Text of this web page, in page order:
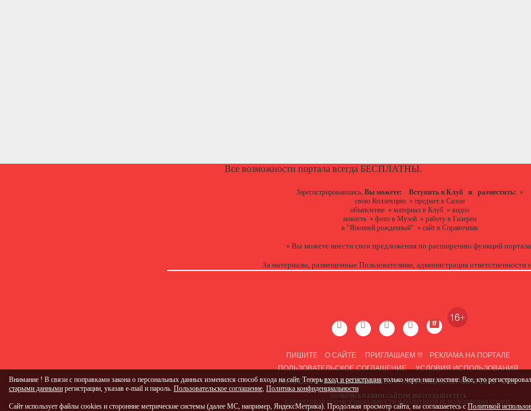
Все возможности портала всегда БЕСПЛАТНЫ.
Зарегистрировавшись, Вы можете: Вступить в Клуб и разместить: »
свою Коллекцию» предмет в Салон
объявление» материал в Клуб» видео
новость» фото в Музей» работу в Галереи
в "Японией рожденный" » сайт в Справочник
» Вы можете внести свои предложения по расширению функций
За материалы, размещенные Пользователями, администрация ответственности
ПИШИТЕ О САЙТЕ ПРИГЛАШАЕМ !!!
РЕКЛАМА НА ПОРТАЛЕ
ПОЛЬЗОВАТЕЛЬСКОЕ СОГЛАШЕНИЕ
УСЛОВИЯ ИСПОЛЬЗОВАНИЯ
ANTIKCLUB КЛУБ АНТИКВАРИЕВ И КОЛЛЕКЦИОНЕРОВ © 2008 - 2026
ПОЛЬЗУЯСЬ НАШИМ САЙТОМ, ВЫ СОГЛАШАЕТЕСЬ
С
ПОЛИТИКОЙ КОНФИДЕНЦИАЛЬНОСТИ ПОЛИТИКОЙ ИСПОЛЬЗОВАНИЯ COOKIE
Внимание ! В связи с поправками закона о персональных данных изменился способ входа на сайт. Теперьвход и регистрациятолько через наш хостинг. Все, кто
старыми данными регистрации, указав e-mail и пароль. Пользовательское соглашение, Политика конфиденциальности
Сайт использует файлы cookies и сторонние метрические системы (далее МС, например, ЯндексМетрика). Продолжая просмотр сайта, вы соглашаетесь с Политикой